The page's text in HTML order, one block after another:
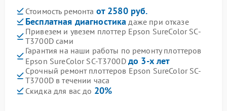
Стоимость ремонта от 2580 руб.
Бесплатная диагностика даже при отказе
Привезем и увезем плоттер Epson SureColor SC-
T3700D сами
Гарантия на наши работы по ремонту плоттеров
Epson SureColor SC-T3700D до 3-х лет
Срочный ремонт плоттеров Epson SureColor SC-
T3700D в течении часа
Скидка для вас до 20%